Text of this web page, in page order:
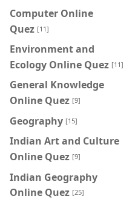
Computer Online
Quez [11]
Environment and
Ecology Online Quez [11]
General Knowledge
Online Quez [9]
Geography [15]
Indian Art and Culture
Online Quez [9]
Indian Geography
Online Quez [25]